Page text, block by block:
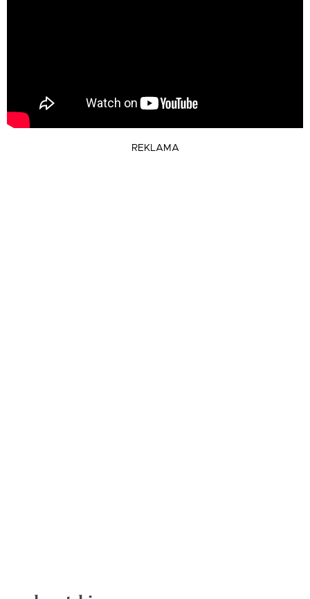
REKLAMA